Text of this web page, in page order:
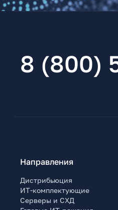
8 (800)
Направления
Дистрибьюция
ИТ-комплектующие
Серверы и СХД